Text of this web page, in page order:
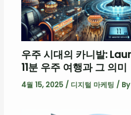
우주 시대의 카니발:
11분 우주 여행과 그 의미
4월 15, 2025 / 디지털 마케팅 / By